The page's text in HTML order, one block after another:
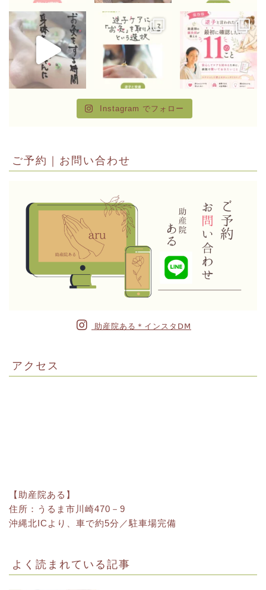
Instagram でフォロー
ご予約｜お問い合わせ
助産院ある＊インスタⅮⅯ
アクセス
【助産院ある】
住所：うるま市川崎470－9
沖縄北ICより、車で約5分／駐車場完備
よく読まれている記事